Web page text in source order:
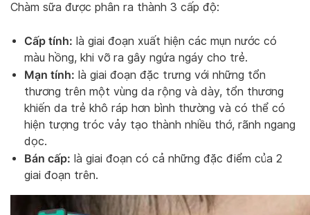
Chàm sữa được phân ra thành 3 cấp độ:
Cấp tính: là giai đoạn xuất hiện các mụn nước có
màu hồng, khi vỡ ra gây ngứa ngáy cho trẻ.
Mạn tính: là giai đoạn đặc trưng với những tổn
thương trên một vùng da rộng và dày, tổn thương
khiến da trẻ khô ráp hơn bình thường và có thể có
hiện tượng tróc vảy tạo thành nhiều thớ, rãnh ngang
dọc.
Bán cấp: là giai đoạn có cả những đặc điểm của 2
giai đoạn trên.